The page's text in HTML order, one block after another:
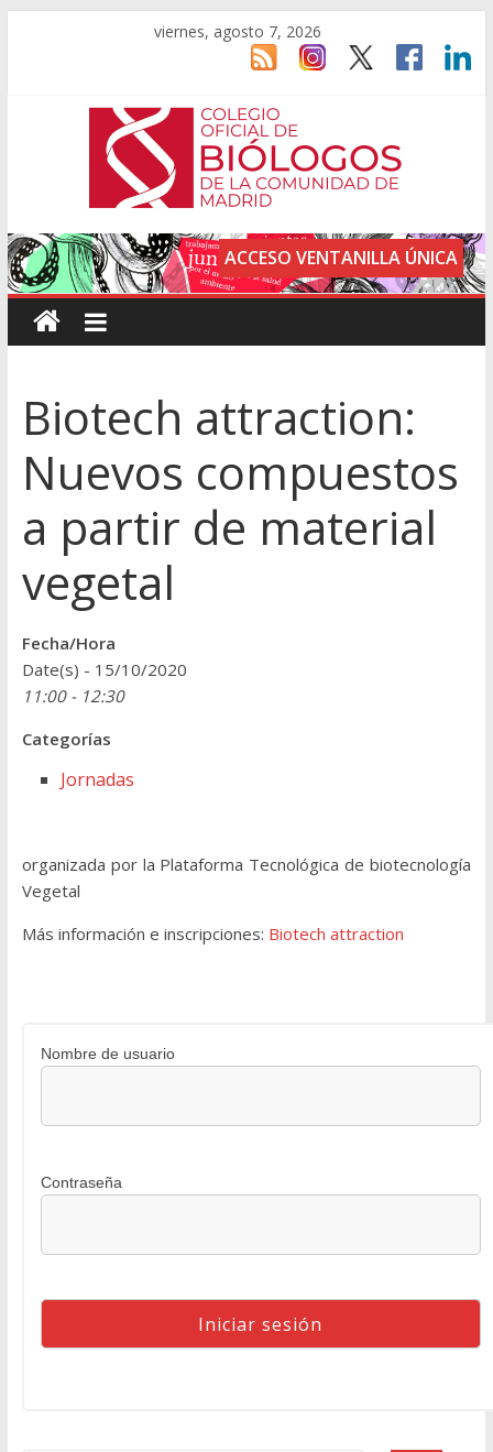
viernes, agosto 7, 2026
ACCESO VENTANILLA ÚNICA
Biotech attraction:
Nuevos compuestos
a partir de material
vegetal
Fecha/Hora
Date(s) - 15/10/2020
11:00 - 12:30
Categorías
Jornadas
organizada por la Plataforma Tecnológica de biotecnología
Vegetal
Más información e inscripciones: Biotech attraction
Nombre de usuario
Contraseña